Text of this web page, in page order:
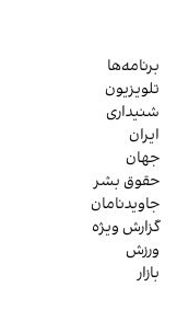
برنامه‌ها
تلویزیون
شنیداری
ایران
جهان
حقوق بشر
جاویدنامان
گزارش ویژه
ورزش
بازار